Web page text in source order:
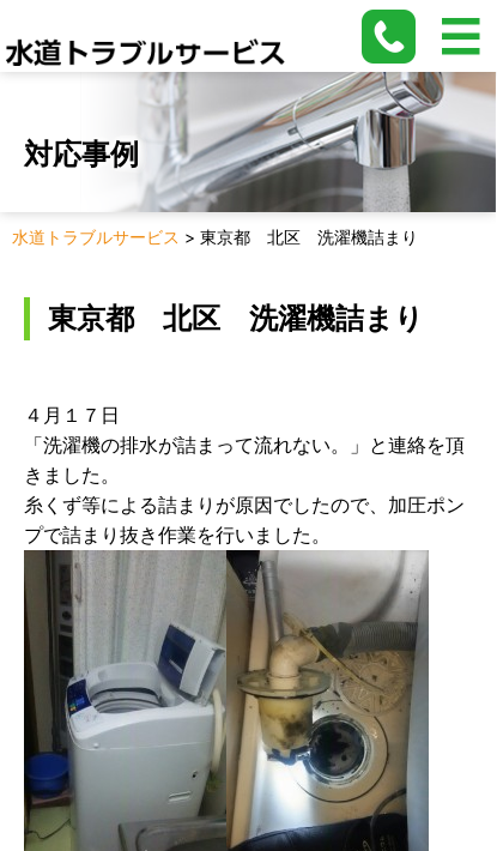
対応事例
水道トラブルサービス > 東京都 北区 洗濯機詰まり
東京都 北区 洗濯機詰まり
４月１７日
「洗濯機の排水が詰まって流れない。」と連絡を頂
きました。
糸くず等による詰まりが原因でしたので、加圧ポン
プで詰まり抜き作業を行いました。